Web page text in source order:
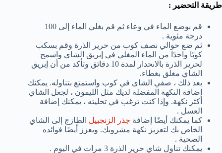
طريقة التحضير :
قم بوضع الماء في وعاء ثم قم بغلي الماء إلى 100
درجة مئوية .
ثم ضع حوالي نصف كوب من حرير الذرة وقم بسكب
كوبًا واحدًا من الماء المغلي في إبريق الشاي واسمح
لحرير الذرة بالانحدار لمدة 10 دقائق وتأكد من أن إبريق
الشاي مغلق بغطاء.
بعد ذلك ، صفي الشاي في كوب واستمتع بتناوله. يمكنك
إضافة النكهة المفضلة لديك مثل الليمون ، لجعل الشاي
أكثر نكهة. وإذا كنت ترغب في تحليته ، يمكنك إضافة
العسل .
كما يمكنك أيضًا إضافة جذر الزنجبيل الطازج إلى الشاي
الخاص بك لتعزيز نكهة مشروبك. ويعزز أيضًا فوائده
الصحية .
يمكنك تناول شاي حرير الذرة 3 مرات في اليوم .